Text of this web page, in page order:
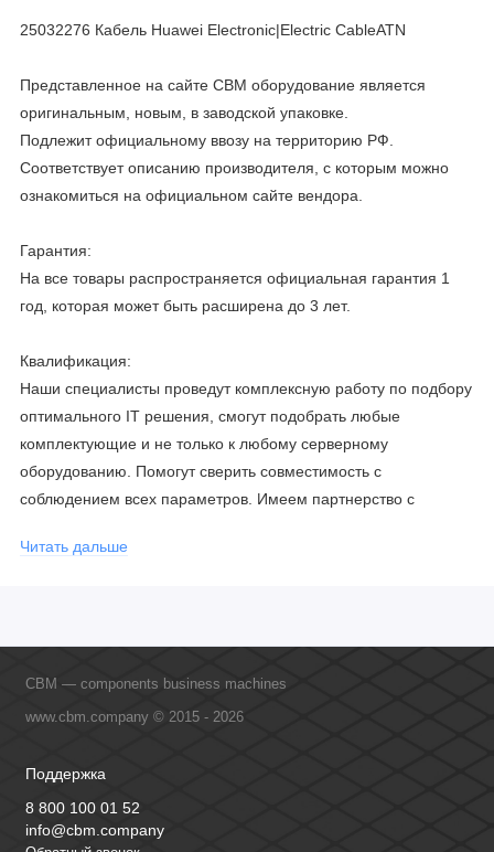
25032276 Кабель Huawei Electronic|Electric CableATN
Представленное на сайте CBM оборудование является
оригинальным, новым, в заводской упаковке.
Подлежит официальному ввозу на территорию РФ.
Соответствует описанию производителя, с которым можно
ознакомиться на официальном сайте вендора.
Гарантия:
На все товары распространяется официальная гарантия 1
год, которая может быть расширена до 3 лет.
Квалификация:
Наши специалисты проведут комплексную работу по подбору
оптимального IT решения, смогут подобрать любые
комплектующие и не только к любому серверному
оборудованию. Помогут сверить совместимость с
соблюдением всех параметров. Имеем партнерство с
обучение сотрудников, что позволяет исключить ошибки даже
Читать дальше
CBM — components business machines
www.cbm.company © 2015 - 2026
Поддержка
8 800 100 01 52
info@cbm.company